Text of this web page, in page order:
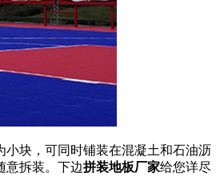
块，可同时铺装在混凝土和石油沥
意拆装。下边拼装地板厂家给您详尽